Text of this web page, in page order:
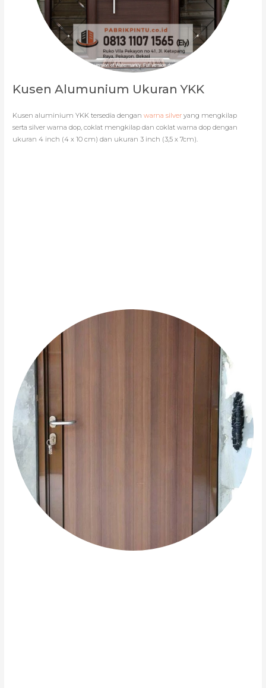
Kusen Alumunium Ukuran YKK
Kusen aluminium YKK tersedia denganwarna silver yang mengkilap
serta silver warna dop, coklat mengkilap dan coklat warna dop dengan
ukuran 4 inch (4 x 10 cm) dan ukuran 3 inch (3,5 x 7cm).